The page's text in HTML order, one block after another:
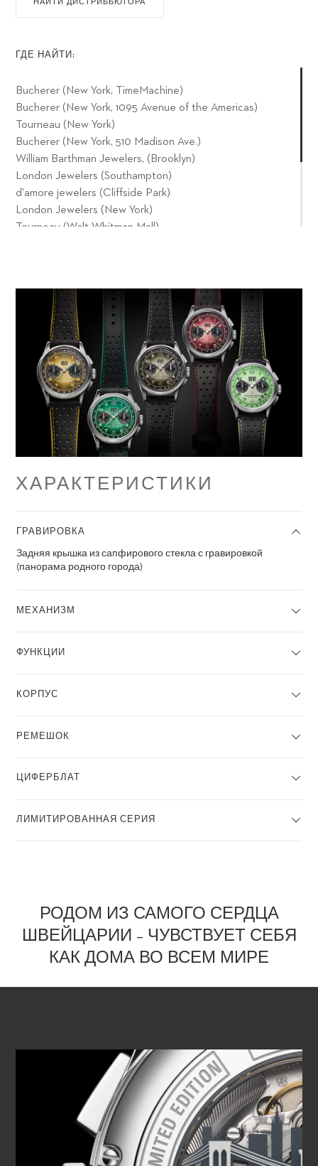
НАЙТИ ДИСТРИБЬЮТОРА
ГДЕ НАЙТИ:
Bucherer (New York, TimeMachine)
Bucherer (New York, 1095 Avenue of the Americas)
Tourneau (New York)
Bucherer (New York, 510 Madison Ave.)
William Barthman Jewelers, (Brooklyn)
London Jewelers (Southampton)
d'amore jewelers (Cliffside Park)
London Jewelers (New York)
Tourneau (Walt Whitman Mall)
Tourneau (Garden City)
Tourneau.com
ХАРАКТЕРИСТИКИ
ГРАВИРОВКА
Задняя крышка из сапфирового стекла с гравировкой
(панорама родного города)
МЕХАНИЗМ
ФУНКЦИИ
КОРПУС
РЕМЕШОК
ЦИФЕРБЛАТ
ЛИМИТИРОВАННАЯ СЕРИЯ
РОДОМ ИЗ САМОГО СЕРДЦА
ШВЕЙЦАРИИ – ЧУВСТВУЕТ СЕБЯ
КАК ДОМА ВО ВСЕМ МИРЕ
ВОСПРОИЗВЕСТИ ВИДЕО